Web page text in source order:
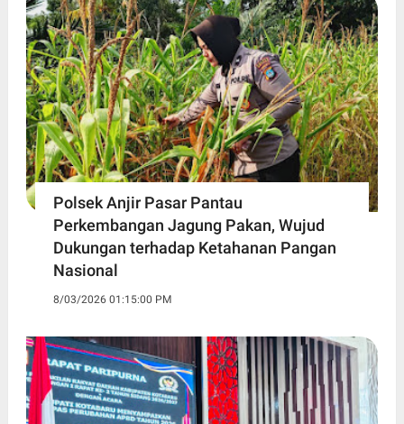
Polsek Anjir Pasar Pantau
Perkembangan Jagung Pakan, Wujud
Dukungan terhadap Ketahanan Pangan
Nasional
8/03/2026 01:15:00 PM